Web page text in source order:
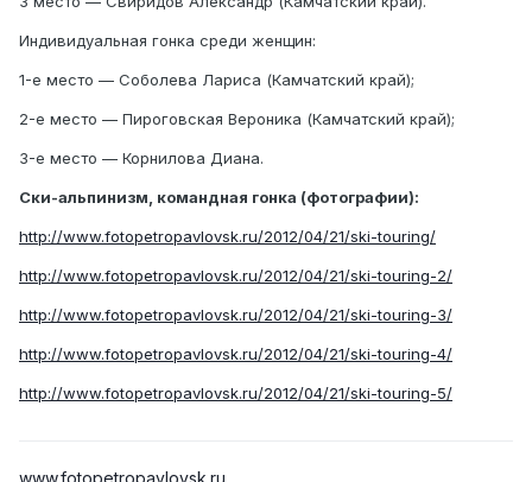
Индивидуальная гонка среди женщин:
1-е место — Соболева Лариса (Камчатский край);
2-е место — Пироговская Вероника (Камчатский край);
3-е место — Корнилова Диана.
Ски-альпинизм, командная гонка (фотографии):
http://www.fotopetropavlovsk.ru/2012/04/21/ski-touring/
http://www.fotopetropavlovsk.ru/2012/04/21/ski-touring-2/
http://www.fotopetropavlovsk.ru/2012/04/21/ski-touring-3/
http://www.fotopetropavlovsk.ru/2012/04/21/ski-touring-4/
http://www.fotopetropavlovsk.ru/2012/04/21/ski-touring-5/
www.fotopetropavlovsk.ru